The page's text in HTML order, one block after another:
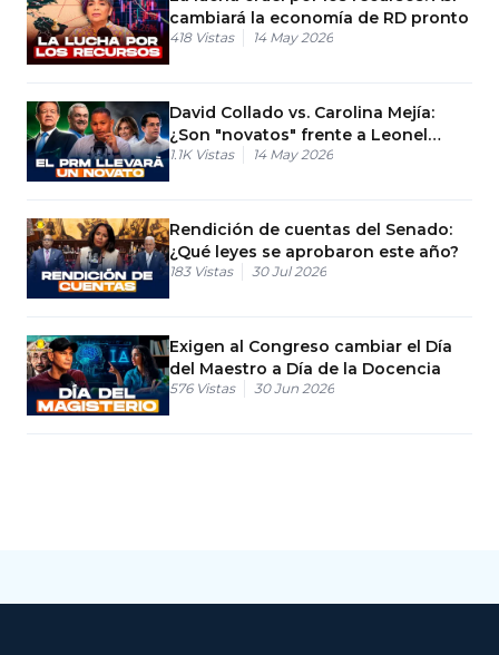
cambiará la economía de RD pronto
418 Vistas 14 May 2026
David Collado vs. Carolina Mejía:
¿Son "novatos" frente a Leonel
Fernández?
1.1K Vistas 14 May 2026
Rendición de cuentas del Senado:
¿Qué leyes se aprobaron este año?
183 Vistas 30 Jul 2026
Exigen al Congreso cambiar el Día
del Maestro a Día de la Docencia
576 Vistas 30 Jun 2026